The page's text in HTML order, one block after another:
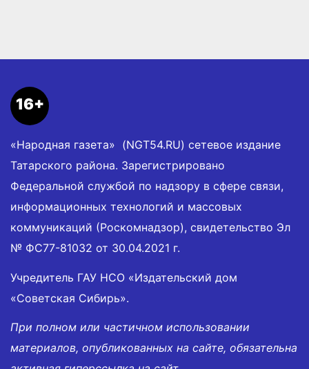
16+
«Народная газета» (NGT54.RU) сетевое издание
Татарского района. Зарегистрировано
Федеральной службой по надзору в сфере связи,
информационных технологий и массовых
коммуникаций (Роскомнадзор), свидетельство Эл
№ ФС77-81032 от 30.04.2021 г.
Учредитель ГАУ НСО «Издательский дом
«Советская Сибирь».
При полном или частичном использовании
материалов, опубликованных на сайте, обязательна